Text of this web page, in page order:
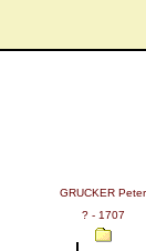
GRUCKER Peter
? - 1707